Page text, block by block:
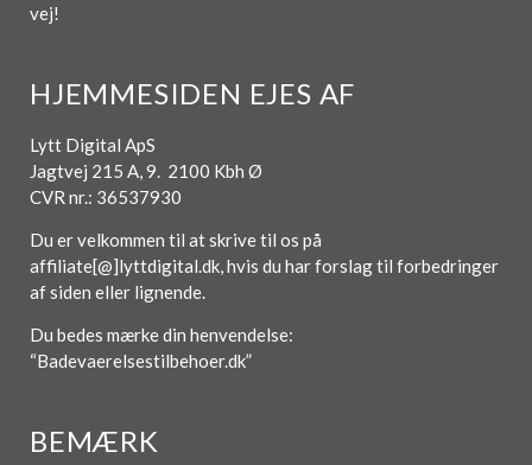
vej!
HJEMMESIDEN EJES AF
Lytt Digital ApS
Jagtvej 215 A, 9. 2100 Kbh Ø
CVR nr.: 36537930
Du er velkommen til at skrive til os på
affiliate[@]lyttdigital.dk, hvis du har forslag til forbedringer
af siden eller lignende.
Du bedes mærke din henvendelse:
“Badevaerelsestilbehoer.dk”
BEMÆRK